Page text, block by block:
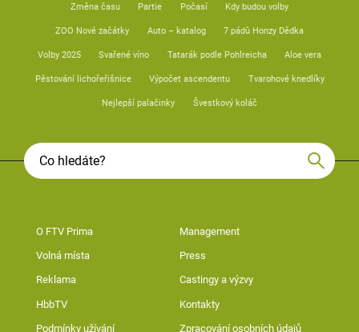
Změna času Partie Počasí Kdy budou volby
ZOO Nové začátky Auto – katalog 7 pádů Honzy Dědka
Volby 2025 Svařené víno Tatarák podle Pohlreicha Aloe vera
Pěstování lichořeřišnice Výpočet ascendentu Tvarohové knedlíky
Nejlepší palačinky Švestkový koláč
O FTV Prima Management
Volná místa Press
Reklama Castingy a výzvy
HbbTV Kontakty
Podmínky užívání Zpracování osobních údajů